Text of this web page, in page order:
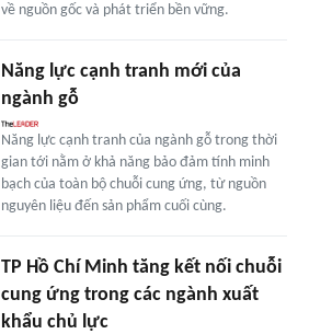
về nguồn gốc và phát triển bền vững.
Năng lực cạnh tranh mới của
ngành gỗ
Năng lực cạnh tranh của ngành gỗ trong thời
gian tới nằm ở khả năng bảo đảm tính minh
bạch của toàn bộ chuỗi cung ứng, từ nguồn
nguyên liệu đến sản phẩm cuối cùng.
TP Hồ Chí Minh tăng kết nối chuỗi
cung ứng trong các ngành xuất
khẩu chủ lực